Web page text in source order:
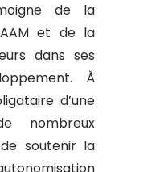
de la
et de la
dans ses
À
d’une
nombreux
soutenir la